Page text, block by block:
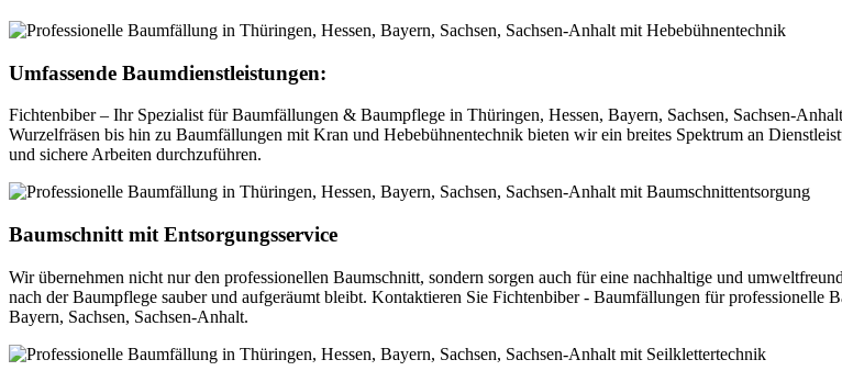
Umfassende Baumdienstleistungen:
Fichtenbiber – Ihr Spezialist für Baumfällungen & Baumpflege in Thüringen, Hessen, Bayern, Sachsen, Sachsen-
Wurzelfräsen bis hin zu Baumfällungen mit Kran und Hebebühnentechnik bieten wir ein breites Spektrum an
und sichere Arbeiten durchzuführen.
Baumschnitt mit Entsorgungsservice
Wir übernehmen nicht nur den professionellen Baumschnitt, sondern sorgen auch für eine nachhaltige und
nach der Baumpflege sauber und aufgeräumt bleibt. Kontaktieren Sie Fichtenbiber - Baumfällungen für
Bayern, Sachsen, Sachsen-Anhalt.